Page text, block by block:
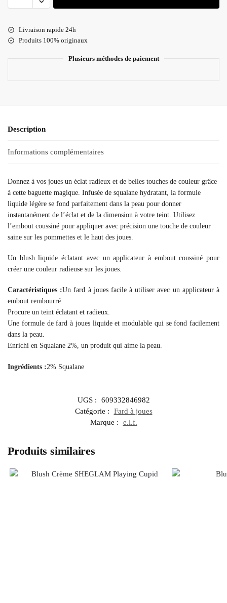
Livraison rapide 24h
Produits 100% originaux
Plusieurs méthodes de paiement
Description
Informations complémentaires
Donnez à vos joues un éclat radieux et de belles touches de couleur grâce
à cette baguette magique. Infusée de squalane hydratant, la formule
liquide légère se fond parfaitement dans la peau pour donner
instantanément de l’éclat et de la dimension à votre teint. Utilisez
l’embout coussiné pour appliquer avec précision une touche de couleur
saine sur les pommettes et le haut des joues.
Un blush liquide éclatant avec un applicateur à embout coussiné pour
créer une couleur radieuse sur les joues.
Caractéristiques :Un fard à joues facile à utiliser avec un applicateur à
embout rembourré.
Procure un teint éclatant et radieux.
Une formule de fard à joues liquide et modulable qui se fond facilement
dans la peau.
Enrichi en Squalane 2%, un produit qui aime la peau.
Ingrédients :2% Squalane
UGS :
609332846982
Catégorie :
Fard à joues
Marque :
e.l.f.
Produits similaires